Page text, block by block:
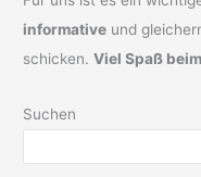
informative und
schicken.Viel Spaß
Suchen